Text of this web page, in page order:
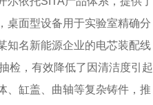
桌面型设备用于实验室精确分
知名新能源企业的电芯装配线
检，有效降低了因清洁度引起
、缸盖、曲轴等复杂铸件，推